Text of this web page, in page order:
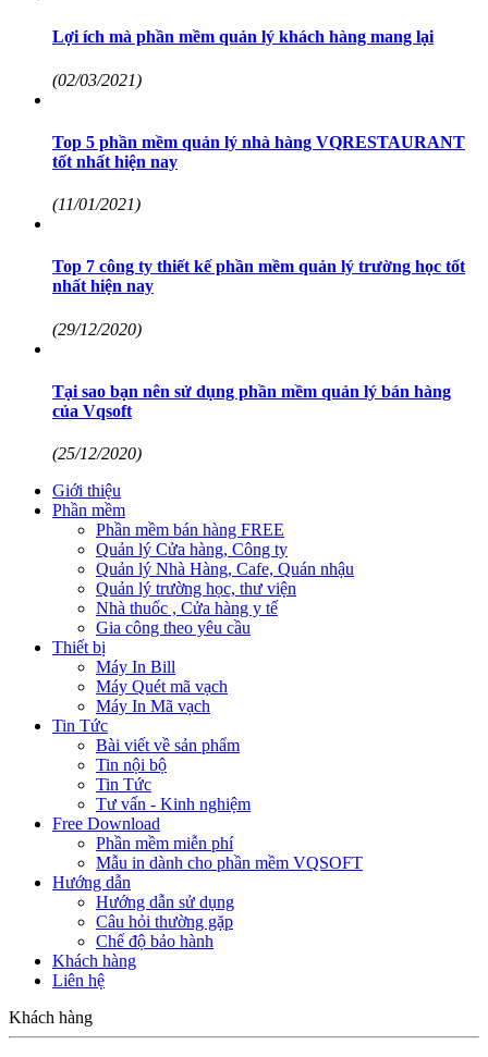
Lợi ích mà phần mềm quản lý khách hàng mang lại
(02/03/2021)
Top 5 phần mềm quản lý nhà hàng VQRESTAURANT
tốt nhất hiện nay
(11/01/2021)
Top 7 công ty thiết kế phần mềm quản lý trường học tốt
nhất hiện nay
(29/12/2020)
Tại sao bạn nên sử dụng phần mềm quản lý bán hàng
của Vqsoft
(25/12/2020)
Giới thiệu
Phần mềm
Phần mềm bán hàng FREE
Quản lý Cửa hàng, Công ty
Quản lý Nhà Hàng, Cafe, Quán nhậu
Quản lý trường học, thư viện
Nhà thuốc , Cửa hàng y tế
Gia công theo yêu cầu
Thiết bị
Máy In Bill
Máy Quét mã vạch
Máy In Mã vạch
Tin Tức
Bài viết về sản phẩm
Tin nội bộ
Tin Tức
Tư vấn - Kinh nghiệm
Free Download
Phần mềm miễn phí
Mẫu in dành cho phần mềm VQSOFT
Hướng dẫn
Hướng dẫn sử dụng
Câu hỏi thường gặp
Chế độ bảo hành
Khách hàng
Liên hệ
Khách hàng